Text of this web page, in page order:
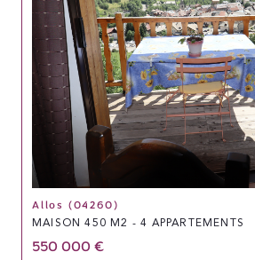
Allos (04260)
MAISON 450 M2 - 4 APPARTEMENTS
550 000 €